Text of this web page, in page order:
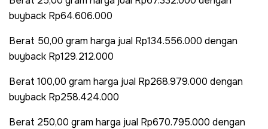
buyback Rp64.606.000
Berat 50,00 gram harga jual Rp134.556.000 dengan
buyback Rp129.212.000
Berat 100,00 gram harga jual Rp268.979.000 dengan
buyback Rp258.424.000
Berat 250,00 gram harga jual Rp670.795.000 dengan